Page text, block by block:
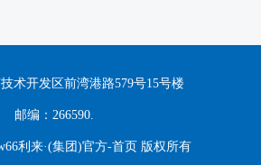
术开发区前湾港路579号15号楼
邮编：266590.
利来·(集团)官方-首页 版权所有